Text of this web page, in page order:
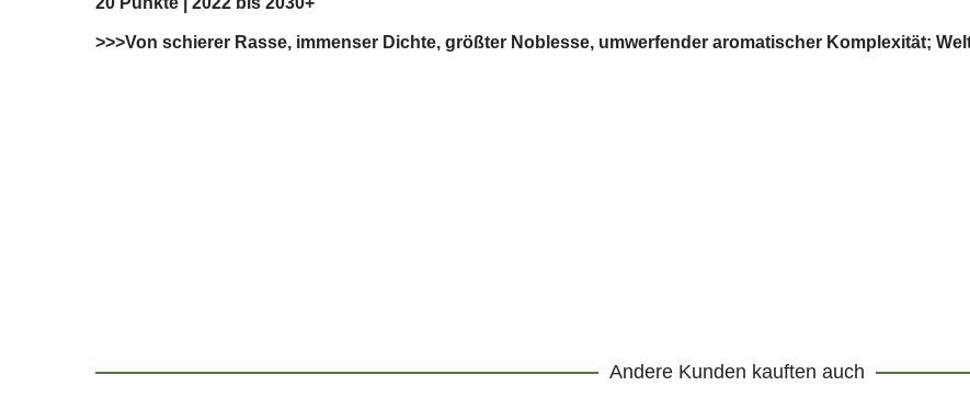
>>>Von schierer Rasse, immenser Dichte, größter Noblesse, umwerfender aromatischer Komplexität;
Andere Kunden kauften auch